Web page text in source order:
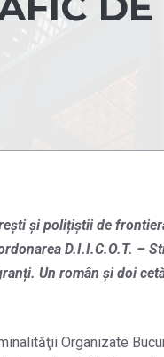
și polițiștii de
D.I.I.C.O.T. –
Un român și doi
Organizate